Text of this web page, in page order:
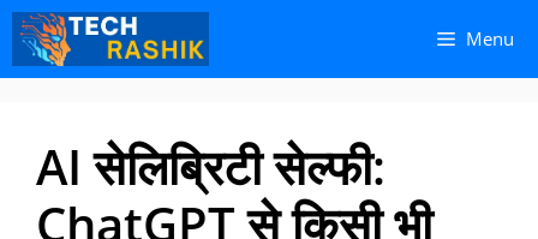
Skip
content
Skip
content
Menu
AI सेलिब्रिटी सेल्फी:
ChatGPT से किसी भी